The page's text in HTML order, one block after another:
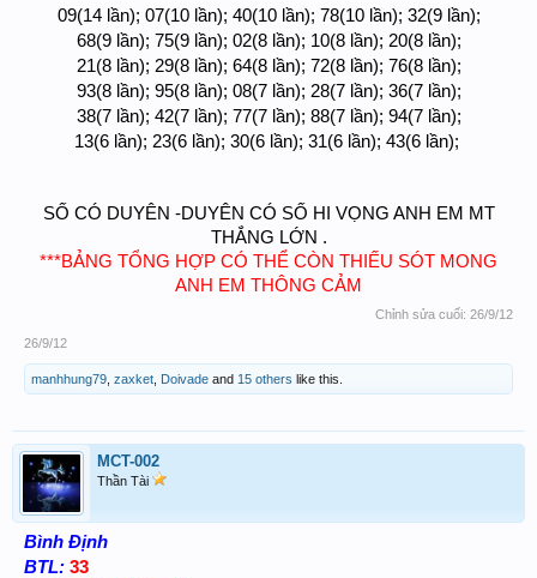
09(14 lần); 07(10 lần); 40(10 lần); 78(10 lần); 32(9 lần);
68(9 lần); 75(9 lần); 02(8 lần); 10(8 lần); 20(8 lần);
21(8 lần); 29(8 lần); 64(8 lần); 72(8 lần); 76(8 lần);
93(8 lần); 95(8 lần); 08(7 lần); 28(7 lần); 36(7 lần);
38(7 lần); 42(7 lần); 77(7 lần); 88(7 lần); 94(7 lần);
13(6 lần); 23(6 lần); 30(6 lần); 31(6 lần); 43(6 lần);
SỐ CÓ DUYÊN -DUYÊN CÓ SỐ HI VỌNG ANH EM MT
THẮNG LỚN .
***BẢNG TỔNG HỢP CÓ THỂ CÒN THIẾU SÓT MONG
ANH EM THÔNG CẢM
Chỉnh sửa cuối: 26/9/12
26/9/12
manhhung79 zaxket Doivade and 15 others like this.
MCT-002
Thần Tài
Bình Định
BTL: 33